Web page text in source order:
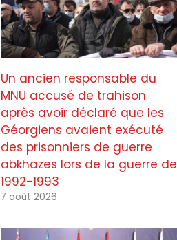
Un ancien responsable du
MNU accusé de trahison
après avoir déclaré que les
Géorgiens avaient exécuté
des prisonniers de guerre
abkhazes lors de la guerre de
1992-1993
7 août 2026